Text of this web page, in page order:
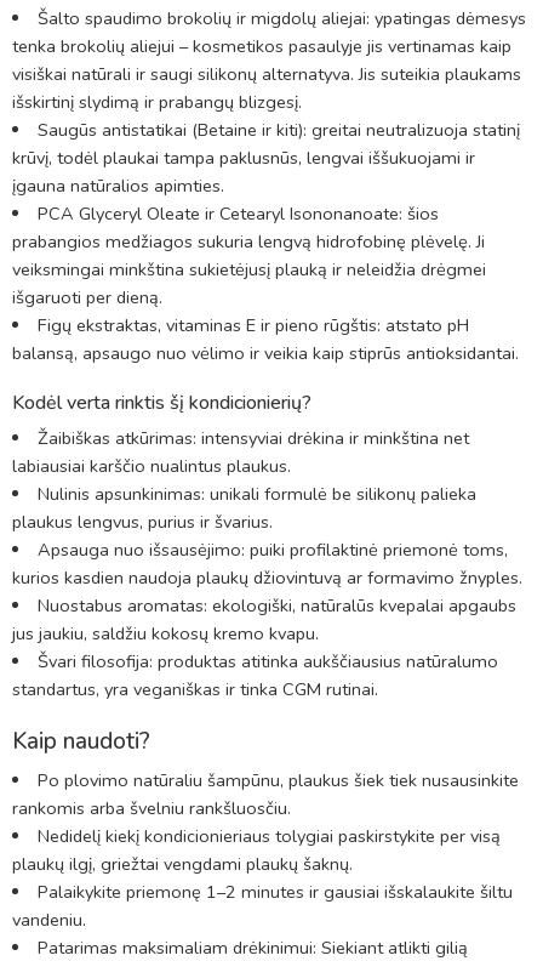
Šalto spaudimo brokolių ir migdolų aliejai: ypatingas dėmesys
tenka brokolių aliejui – kosmetikos pasaulyje jis vertinamas kaip
visiškai natūrali ir saugi silikonų alternatyva. Jis suteikia plaukams
išskirtinį slydimą ir prabangų blizgesį.
Saugūs antistatikai (Betaine ir kiti): greitai neutralizuoja statinį
krūvį, todėl plaukai tampa paklusnūs, lengvai iššukuojami ir
įgauna natūralios apimties.
PCA Glyceryl Oleate ir Cetearyl Isononanoate: šios
prabangios medžiagos sukuria lengvą hidrofobinę plėvelę. Ji
veiksmingai minkština sukietėjusį plauką ir neleidžia drėgmei
išgaruoti per dieną.
Figų ekstraktas, vitaminas E ir pieno rūgštis: atstato pH
balansą, apsaugo nuo vėlimo ir veikia kaip stiprūs antioksidantai.
Kodėl verta rinktis šį kondicionierių?
Žaibiškas atkūrimas: intensyviai drėkina ir minkština net
labiausiai karščio nualintus plaukus.
Nulinis apsunkinimas: unikali formulė be silikonų palieka
plaukus lengvus, purius ir švarius.
Apsauga nuo išsausėjimo: puiki profilaktinė priemonė toms,
kurios kasdien naudoja plaukų džiovintuvą ar formavimo žnyples.
Nuostabus aromatas: ekologiški, natūralūs kvepalai apgaubs
jus jaukiu, saldžiu kokosų kremo kvapu.
Švari filosofija: produktas atitinka aukščiausius natūralumo
standartus, yra veganiškas ir tinka CGM rutinai.
Kaip naudoti?
Po plovimo natūraliu šampūnu, plaukus šiek tiek nusausinkite
rankomis arba švelniu rankšluosčiu.
Nedidelį kiekį kondicionieriaus tolygiai paskirstykite per visą
plaukų ilgį, griežtai vengdami plaukų šaknų.
Palaikykite priemonę 1–2 minutes ir gausiai išskalaukite šiltu
vandeniu.
Patarimas maksimaliam drėkinimui: Siekiant atlikti gilią